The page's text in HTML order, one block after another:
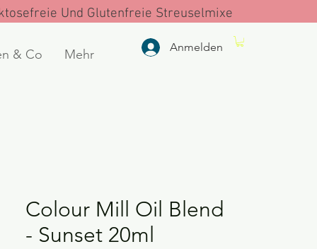
Und Glutenfreie Streuselmixe
& Co Mehr Anmelden
Colour Mill Oil Blend
- Sunset 20ml